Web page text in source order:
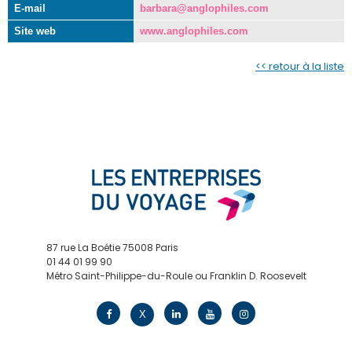
E-mail
barbara@anglophiles.com
Site web
www.anglophiles.com
<< retour à la liste
87 rue La Boétie 75008 Paris
01 44 01 99 90
Métro Saint-Philippe-du-Roule ou Franklin D. Roosevelt
X